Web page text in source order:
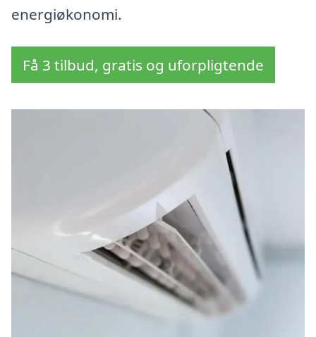
energiøkonomi.
Få 3 tilbud, gratis og uforpligtende